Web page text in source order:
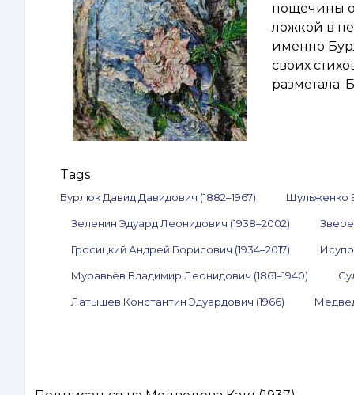
пощечины
ложкой в
именно
своих
разметала.
Tags
Бурлюк Давид Давидович (1882–1967) Шульженко
Зеленин Эдуард Леонидович (1938–2002)
Гросицкий Андрей Борисович (1934–2017)
Муравьёв Владимир Леонидович (1861–1940)
Латышев Константин Эдуардович (1966)